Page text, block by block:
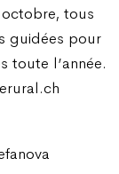
octobre, tous
guidées pour
toute l’année.